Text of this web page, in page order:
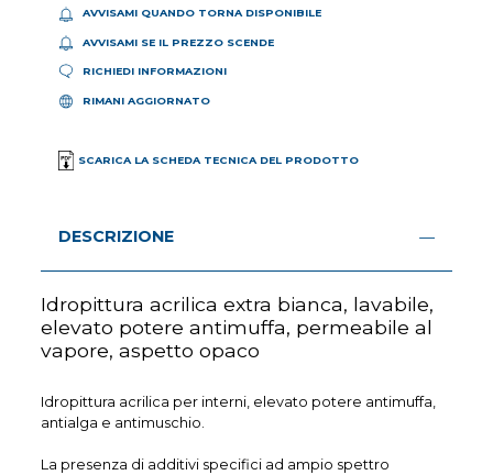
AVVISAMI QUANDO TORNA DISPONIBILE
AVVISAMI SE IL PREZZO SCENDE
RICHIEDI INFORMAZIONI
RIMANI AGGIORNATO
SCARICA LA SCHEDA TECNICA DEL PRODOTTO
DESCRIZIONE
Idropittura acrilica extra bianca, lavabile,
elevato potere antimuffa, permeabile al
vapore, aspetto opaco
Idropittura acrilica per interni, elevato potere antimuffa,
antialga e antimuschio.
La presenza di additivi specifici ad ampio spettro